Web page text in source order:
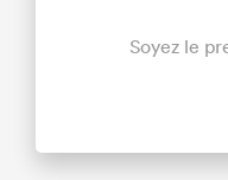
Soyez le